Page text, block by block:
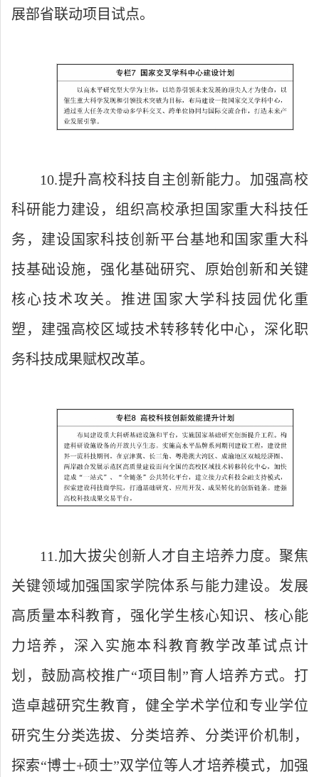
展部省联动项目试点。
10.提升高校科技自主创新能力。加强高校
科研能力建设，组织高校承担国家重大科技任
务，建设国家科技创新平台基地和国家重大科
技基础设施，强化基础研究、原始创新和关键
核心技术攻关。推进国家大学科技园优化重
塑，建强高校区域技术转移转化中心，深化职
务科技成果赋权改革。
11.加大拔尖创新人才自主培养力度。聚焦
关键领域加强国家学院体系与能力建设。发展
高质量本科教育，强化学生核心知识、核心能
力培养，深入实施本科教育教学改革试点计
划，鼓励高校推广“项目制”育人培养方式。打
造卓越研究生教育，健全学术学位和专业学位
研究生分类选拔、分类培养、分类评价机制，
探索“博士+硕士”双学位等人才培养模式，加强